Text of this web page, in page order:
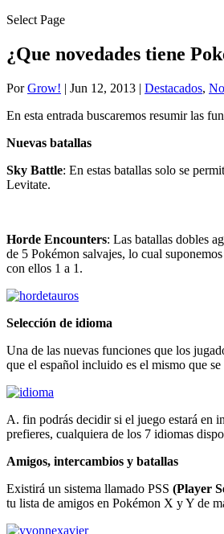
Select Page
¿Que novedades tiene
PorGrow! | Jun 12, 2013 | Destacados,
En esta entrada buscaremos resumir las
Nuevas batallas
Sky Battle: En estas batallas solo se
Levitate.
Horde Encounters: Las batallas dobles
de 5 Pokémon salvajes, lo cual
con ellos 1 a 1.
Selección de idioma
Una de las nuevas funciones que los
que el español incluido es el mismo que
A. fin podrás decidir si el juego estará en
prefieres, cualquiera de los 7 idiomas
Amigos, intercambios y batallas
Existirá un sistema llamado PSS (Player
tu lista de amigos en Pokémon X y Y de